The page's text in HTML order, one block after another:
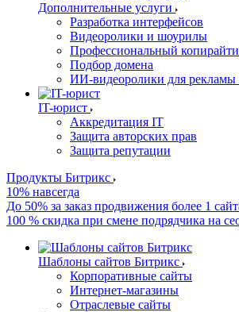
Дополнительные услуги
Разработка интерфейсов
Видеоролики и шоурилы
Профессиональный
Подбор домена
ИИ-видеоролики для рекламы
IT-юрист
Аккредитация IT
Защита авторских прав
Защита репутации
Продукты Битрикс
10% навсегда
До 50% за заказ продвижения более 1
100 % скидка при смене подрядчика на
Шаблоны сайтов Битрикс
Корпоративные сайты
Интернет-магазины
Отраслевые сайты